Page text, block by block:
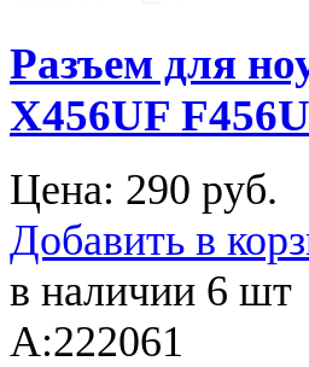
Разъем для
X456UF
Цена: 290 руб.
Добавить в
в наличии 6 шт
A:222061